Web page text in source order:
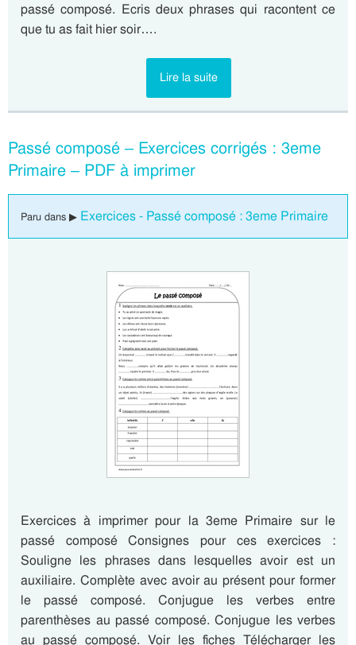
passé composé. Ecris deux phrases qui racontent ce
que tu as fait hier soir….
Lire la suite
Passé composé – Exercices corrigés : 3eme
Primaire – PDF à imprimer
Paru dans ▶ Exercices - Passé composé : 3eme Primaire
Exercices à imprimer pour la 3eme Primaire sur le
passé composé Consignes pour ces exercices :
Souligne les phrases dans lesquelles avoir est un
auxiliaire. Complète avec avoir au présent pour former
le passé composé. Conjugue les verbes entre
parenthèses au passé composé. Conjugue les verbes
au passé composé. Voir les fiches Télécharger les